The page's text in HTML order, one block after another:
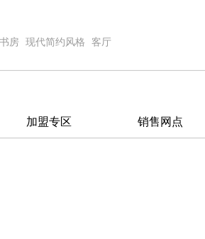
书房 现代简约风格 客厅
加盟专区 销售网点